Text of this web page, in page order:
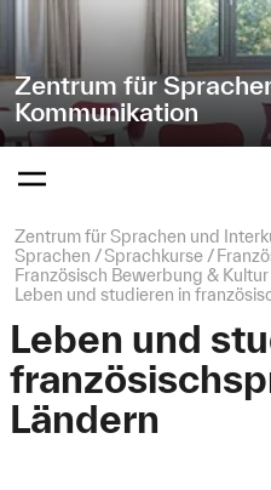
Interkulturelle
Kommunikation"
Zentrum für
Kommunikation
bestätigen
des
Menüs
Seitenpfad:
Zentrum für Sprachen und
Sprachen
Sprachkurse
Französisch Bewerbung &
Leben und studieren in
Leben und
Ländern